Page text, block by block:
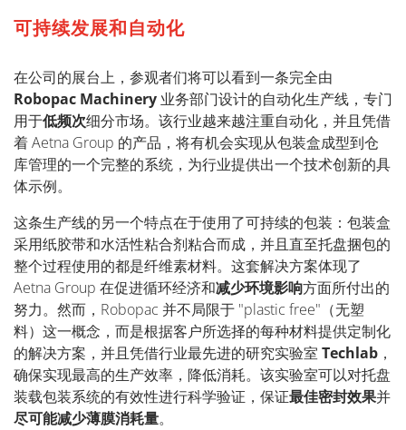
可持续发展和自动化
在公司的展台上，参观者们将可以看到一条完全由
Robopac Machinery 业务部门设计的自动化生产线，专门
用于低频次细分市场。该行业越来越注重自动化，并且凭借
着Aetna Group 的产品，将有机会实现从包装盒成型到仓
库管理的一个完整的系统，为行业提供出一个技术创新的具
体示例。
这条生产线的另一个特点在于使用了可持续的包装：包装盒
采用纸胶带和水活性粘合剂粘合而成，并且直至托盘捆包的
整个过程使用的都是纤维素材料。这套解决方案体现了
Aetna Group 在促进循环经济和减少环境影响方面所付出的
努力。然而， Robopac 并不局限于 "plastic free" （无塑
料）这一概念，而是根据客户所选择的每种材料提供定制化
的解决方案，并且凭借行业最先进的研究实验室 Techlab ，
确保实现最高的生产效率，降低消耗。该实验室可以对托盘
装载包装系统的有效性进行科学验证，保证最佳密封效果并
尽可能减少薄膜消耗量。